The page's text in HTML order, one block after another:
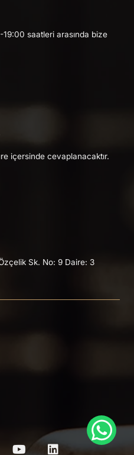
saatleri arasında bize
içersinde cevaplanacaktır.
Sk. No: 9 Daire: 3